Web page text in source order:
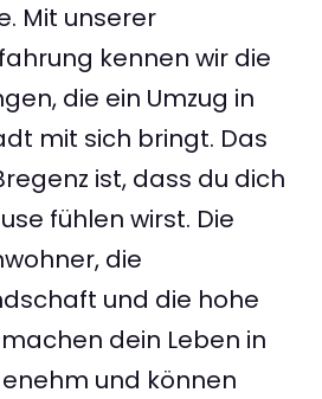
Mit unserer
kennen wir die
die ein Umzug in
mit sich bringt. Das
ist, dass du dich
fühlen wirst. Die
die
und die hohe
dein Leben in
und können